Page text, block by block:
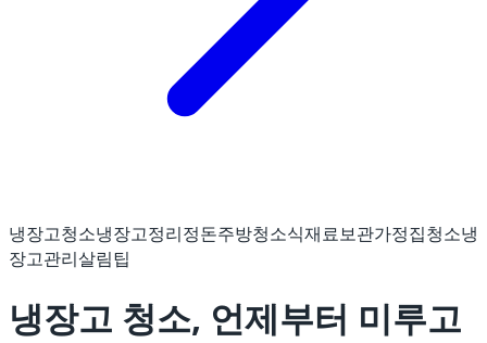
냉장고청소냉장고정리정돈주방청소식재료보관가정집청소냉
장고관리살림팁
냉장고 청소, 언제부터 미루고